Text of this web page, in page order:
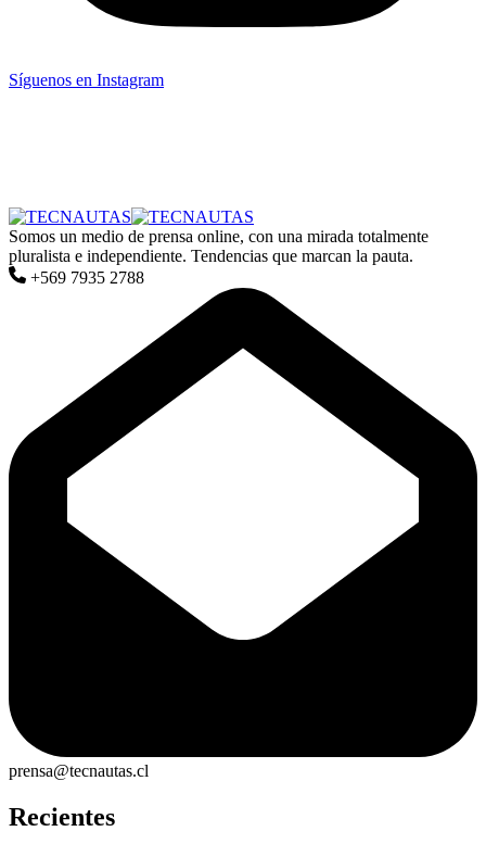
Síguenos en Instagram
Somos un medio de prensa online, con una mirada totalmente
pluralista e independiente. Tendencias que marcan la pauta.
+569 7935 2788
prensa@tecnautas.cl
Recientes